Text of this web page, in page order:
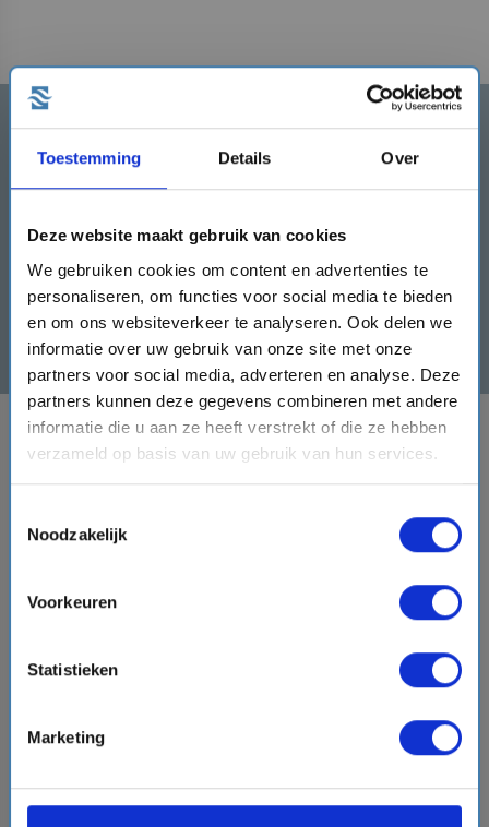
Toestemming Details Over
Deze website maakt gebruik van cookies
We gebruiken cookies om content en advertenties te
personaliseren, om functies voor social media te bieden
en om ons websiteverkeer te analyseren. Ook delen we
informatie over uw gebruik van onze site met onze
partners voor social media, adverteren en analyse. Deze
partners kunnen deze gegevens combineren met andere
informatie die u aan ze heeft verstrekt of die ze hebben
verzameld op basis van uw gebruik van hun services.
Noodzakelijk
Voorkeuren
Statistieken
Marketing
Schrijf je in en ontvang direct
een €50,- kortingscode!
Schrijf je hier rechts in en ontvang de
Inschrijven
BESTEMMINGEN
OVER CRUISEONLINE.COM